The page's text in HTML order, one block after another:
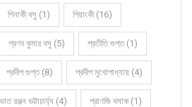
পিনাকী বসু (1) পিয়াংকী (16)
প্রণব কুমার বসু (5) প্রতীতি গুপ্ত (1)
প্রদীপ গুপ্ত (8) প্রদীপ মুখোপাধ্যায় (4)
রঞ্জন ভট্টাচার্য্য (4) প্রাণজি বসাক (1)